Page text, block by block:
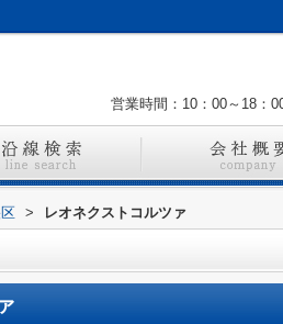
営業時間：10：00～18：
> レオネクストコルツァ